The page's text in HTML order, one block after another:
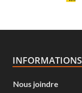
INFORMATIONS
Nous joindre